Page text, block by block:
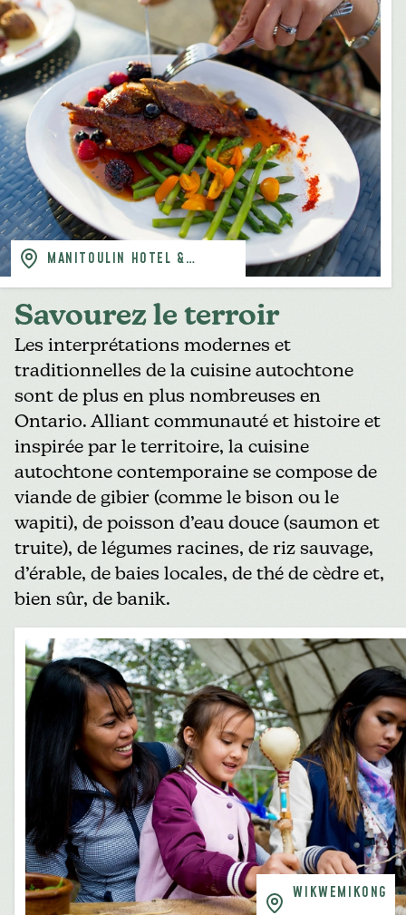
MANITOULIN HOTEL &
Savourez le terroir
Les interprétations modernes et
traditionnelles de la cuisine autochtone
sont de plus en plus nombreuses en
Ontario. Alliant communauté et histoire et
inspirée par le territoire, la cuisine
autochtone contemporaine se compose de
viande de gibier (comme le bison ou le
wapiti), de poisson d’eau douce (saumon et
truite), de légumes racines, de riz sauvage,
d’érable, de baies locales, de thé de cèdre et,
bien sûr, de banik.
WIKWEMIKONG